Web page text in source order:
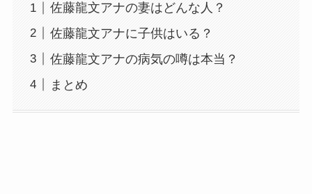
佐藤龍文アナの妻はどんな人？
佐藤龍文アナに子供はいる？
佐藤龍文アナの病気の噂は本当？
まとめ